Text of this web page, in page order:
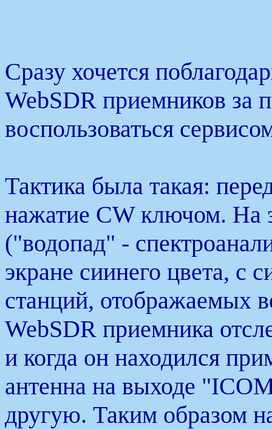
Сразу хочется
WebSDR приемников за
воспользоваться
Тактика была такая:
нажатие CW ключом. На
("водопад" -
экране сиинего цвета, с
станций, отображаемых
WebSDR приемника
и когда он находился
антенна на выходе
другую. Таким образом